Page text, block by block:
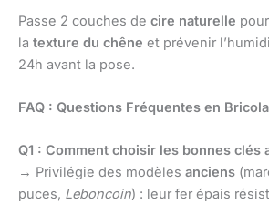
Passe 2 couches de cire naturelle
la texture du chêne et prévenir
24h avant la pose.
FAQ : Questions Fréquentes en
Q1 : Comment choisir les bonnes clés
→ Privilégie des modèles anciens
puces, Leboncoin) : leur fer épais